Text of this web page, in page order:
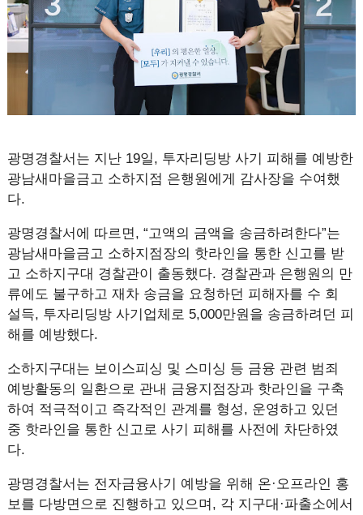
광명경찰서는 지난 19일, 투자리딩방 사기 피해를 예방한
광남새마을금고 소하지점 은행원에게 감사장을 수여했
다.
광명경찰서에 따르면, “고액의 금액을 송금하려한다”는
광남새마을금고 소하지점장의 핫라인을 통한 신고를 받
고 소하지구대 경찰관이 출동했다. 경찰관과 은행원의 만
류에도 불구하고 재차 송금을 요청하던 피해자를 수 회
설득, 투자리딩방 사기업체로 5,000만원을 송금하려던 피
해를 예방했다.
소하지구대는 보이스피싱 및 스미싱 등 금융 관련 범죄
예방활동의 일환으로 관내 금융지점장과 핫라인을 구축
하여 적극적이고 즉각적인 관계를 형성, 운영하고 있던
중 핫라인을 통한 신고로 사기 피해를 사전에 차단하였
다.
광명경찰서는 전자금융사기 예방을 위해 온·오프라인 홍
보를 다방면으로 진행하고 있으며, 각 지구대·파출소에서